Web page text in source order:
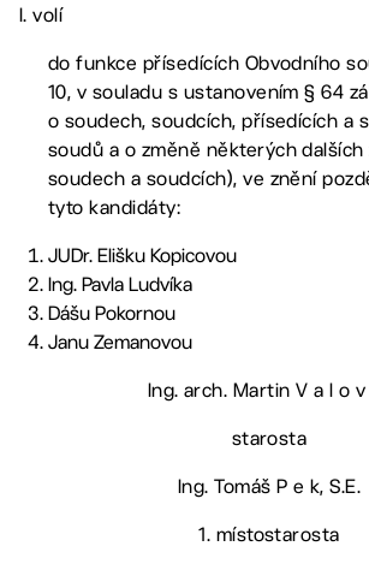
I. volí
do funkce přísedících Obvodního
10, v souladu s ustanovením § 64
o soudech, soudcích, přísedících a
soudů a o změně některých dalších
soudech a soudcích), ve znění
tyto kandidáty:
JUDr. Elišku Kopicovou
Ing. Pavla Ludvíka
Dášu Pokornou
Janu Zemanovou
Ing. arch. Martin V a l o
starosta
Ing. Tomáš P e k, S.E.
1. místostarosta